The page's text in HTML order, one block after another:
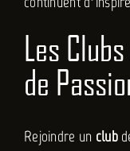
Les
de
Rejoindre un club